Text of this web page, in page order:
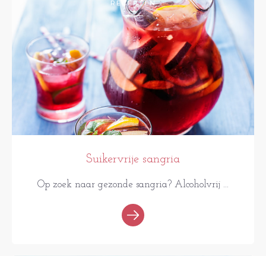
RECEPTEN
Suikervrije sangria
Op zoek naar gezonde sangria? Alcoholvrij ...